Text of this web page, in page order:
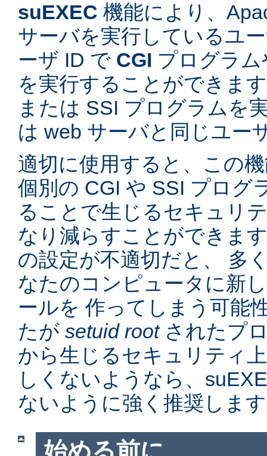
suEXEC 機能により、
サーバを実行しているユ
ーザ ID で CGI プログラ
を実行することができま
または SSI プログラムを
は web サーバと同じユー
適切に使用すると、この
個別の CGI や SSI プログ
ることで生じるセキュリ
なり減らすことができま
の設定が不適切だと、 多
なたのコンピュータに新
ールを 作ってしまう可能
たが setuid rootされたプ
から生じるセキュリティ
しくないようなら、
ないように強く推奨しま
始める前に